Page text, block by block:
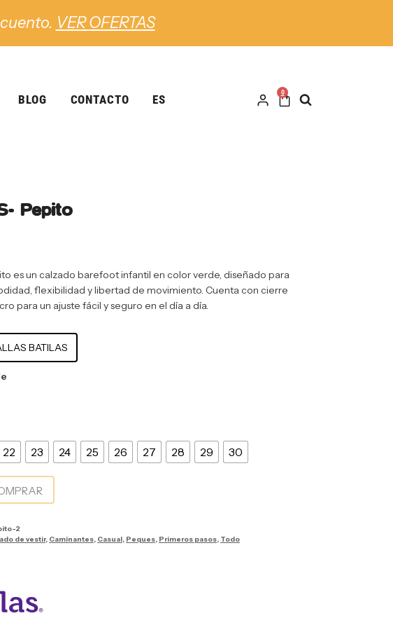
VER OFERTAS
BLOG CONTACTO ES
0
Pepito
es un calzado barefoot infantil en color verde, diseñado para
flexibilidad y libertad de movimiento. Cuenta con cierre
para un ajuste fácil y seguro en el día a día.
BATILAS
22 23 24 25 26 27 28 29 30
2
de vestir, Caminantes Casual Peques Primeros pasos Todo